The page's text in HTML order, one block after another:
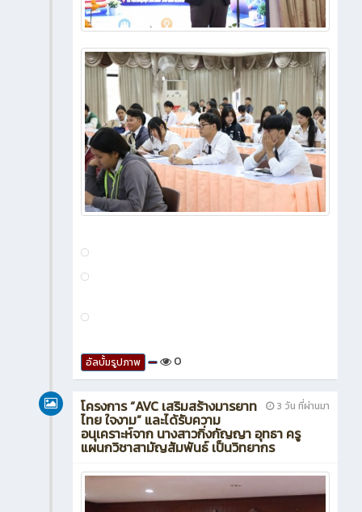
อัลบั้มรูปภาพ 0
3 วัน ที่ผ่านมา
โครงการ “AVC เสริมสร้างมารยาท
ไทย ใจงาม” และได้รับความ
อนุเคราะห์จาก นางสาวกิ่งกัญญา อุทธา ครู
แผนกวิชาสามัญสัมพันธ์ เป็นวิทยากร